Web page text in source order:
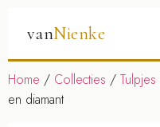
vanNienke
Home / Collecties / Tulpjes
en diamant